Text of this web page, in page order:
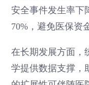
安全事件发生率下
70%，避免医保资
在长期发展方面，
学提供数据支撑，